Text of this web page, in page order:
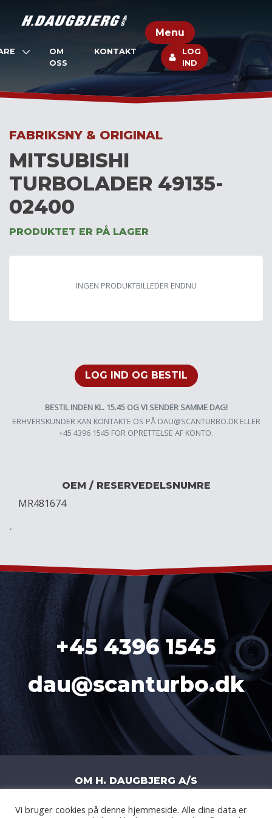
Menu
OM
OSS
KONTAKT
LOG
IND
FABRIKSNY & ORIGINAL
MITSUBISHI
TURBOLADER 49135-
02400
PRODUKTET ER PÅ LAGER
INGEN PRODUKTBILLEDER ENDNU
LOG IND OG BESTIL
BESTIL INDEN KL. 15.45 OG VI SENDER SAMME DAG!
ERHVERSKUNDER KAN KONTAKTE OS PÅ DAU@SCANTURBO.DKELLER
+45 4396 1545 FOR OPRETTELSE AF KONTO.
OEM / RESERVEDELSNUMRE
MR481674
´
+45 4396 1545
dau@scanturbo.dk
OM H. DAUGBJERG A/S
H. DAUGBJERG A/S | LITERBUEN 11J |
Vi bruger cookies på denne hjemmeside. Alle dine data er